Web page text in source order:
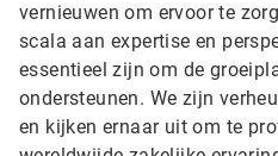
vernieuwen om ervoor te
scala aan expertise en
essentieel zijn om de
ondersteunen. We zijn
en kijken ernaar uit om te